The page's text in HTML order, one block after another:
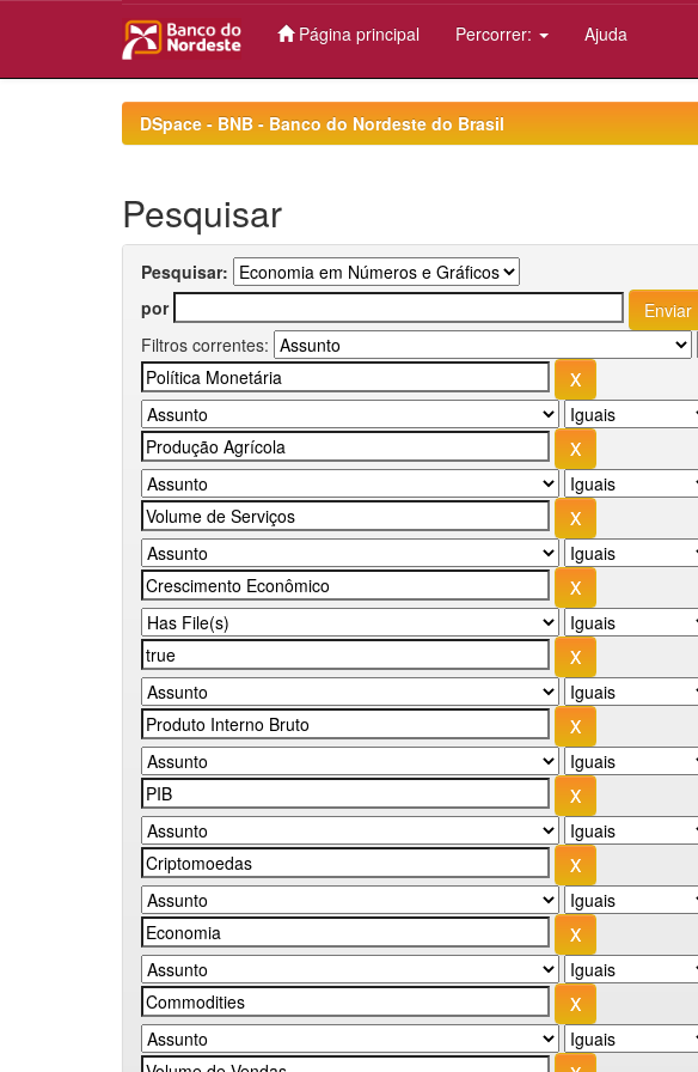
Página principal Percorrer: Ajuda
DSpace - BNB - Banco do Nordeste do Brasil
Pesquisar
Pesquisar:
por
Filtros correntes: